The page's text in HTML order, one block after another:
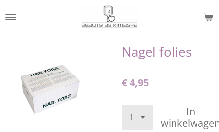
direct
Nagel folies
€ 4,95
In